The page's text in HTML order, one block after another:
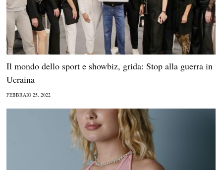
Il mondo dello sport e showbiz, grida: Stop alla guerra in
Ucraina
FEBBRAIO 25, 2022